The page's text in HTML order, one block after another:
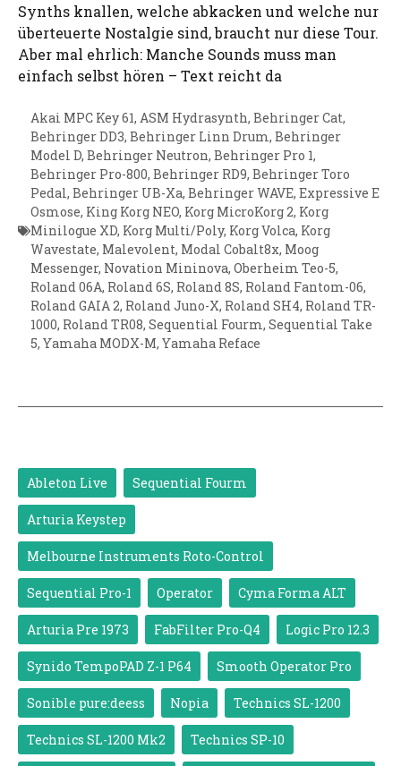
Synths knallen, welche abkacken und welche nur
überteuerte Nostalgie sind, braucht nur diese Tour.
Aber mal ehrlich: Manche Sounds muss man
einfach selbst hören – Text reicht da
Akai MPC Key 61, ASM Hydrasynth, Behringer Cat,
Behringer DD3, Behringer Linn Drum, Behringer
Model D, Behringer Neutron, Behringer Pro 1,
Behringer Pro-800, Behringer RD9, Behringer Toro
Pedal, Behringer UB-Xa, Behringer WAVE, Expressive E
Osmose, King Korg NEO, Korg MicroKorg 2, Korg
Minilogue XD, Korg Multi/Poly, Korg Volca, Korg
Wavestate, Malevolent, Modal Cobalt8x, Moog
Messenger, Novation Mininova, Oberheim Teo-5,
Roland 06A, Roland 6S, Roland 8S, Roland Fantom-06,
Roland GAIA 2, Roland Juno-X, Roland SH4, Roland TR-
1000, Roland TR08, Sequential Fourm, Sequential Take
5, Yamaha MODX-M, Yamaha Reface
Ableton Live Sequential Fourm
Arturia Keystep
Melbourne Instruments Roto-Control
Sequential Pro-1 Operator Cyma Forma ALT
Arturia Pre 1973 FabFilter Pro-Q4 Logic Pro 12.3
Synido TempoPAD Z-1 P64 Smooth Operator Pro
Sonible pure:deess Nopia Technics SL-1200
Technics SL-1200 Mk2 Technics SP-10